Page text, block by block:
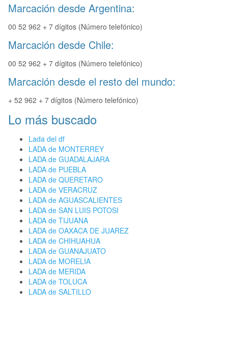
Marcación desde Argentina:
00 52 962 + 7 dígitos (Número telefónico)
Marcación desde Chile:
00 52 962 + 7 dígitos (Número telefónico)
Marcación desde el resto del mundo:
+ 52 962 + 7 dígitos (Número telefónico)
Lo más buscado
Lada del df
LADA de MONTERREY
LADA de GUADALAJARA
LADA de PUEBLA
LADA de QUERETARO
LADA de VERACRUZ
LADA de AGUASCALIENTES
LADA de SAN LUIS POTOSI
LADA de TIJUANA
LADA de OAXACA DE JUAREZ
LADA de CHIHUAHUA
LADA de GUANAJUATO
LADA de MORELIA
LADA de MERIDA
LADA de TOLUCA
LADA de SALTILLO